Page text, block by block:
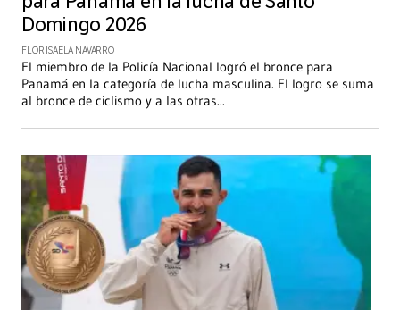
Domingo 2026
FLOR ISAELA NAVARRO
El miembro de la Policía Nacional logró el bronce para
Panamá en la categoría de lucha masculina. El logro se suma
al bronce de ciclismo y a las otras...